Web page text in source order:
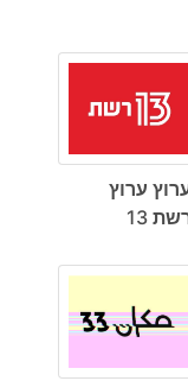
ערוץ
13